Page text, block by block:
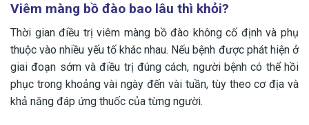
Viêm màng bồ đào bao lâu thì khỏi?
Thời gian điều trị viêm màng bồ đào không cố định và phụ
thuộc vào nhiều yếu tố khác nhau. Nếu bệnh được phát hiện ở
giai đoạn sớm và điều trị đúng cách, người bệnh có thể hồi
phục trong khoảng vài ngày đến vài tuần, tùy theo cơ địa và
khả năng đáp ứng thuốc của từng người.